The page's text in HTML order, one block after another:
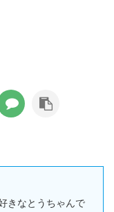
きなとうちゃんで